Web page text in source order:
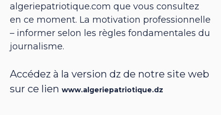
algeriepatriotique.com que vous consultez
en ce moment. La motivation professionnelle
– informer selon les règles fondamentales du
journalisme.
Accédez à la version dz de notre site web
sur ce lien www.algeriepatriotique.dz